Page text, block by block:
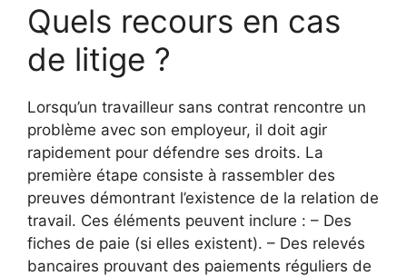
Quels recours en cas
de litige ?
Lorsqu’un travailleur sans contrat rencontre un
problème avec son employeur, il doit agir
rapidement pour défendre ses droits. La
première étape consiste à rassembler des
preuves démontrant l’existence de la relation de
travail. Ces éléments peuvent inclure : – Des
fiches de paie (si elles existent). – Des relevés
bancaires prouvant des paiements réguliers de